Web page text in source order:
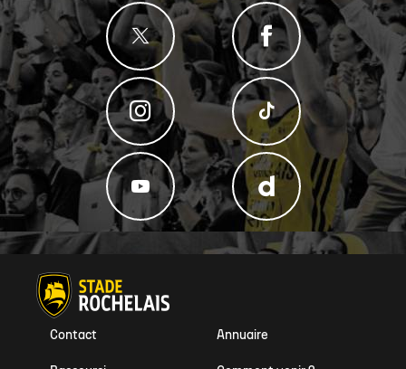
Annuaire
Contact